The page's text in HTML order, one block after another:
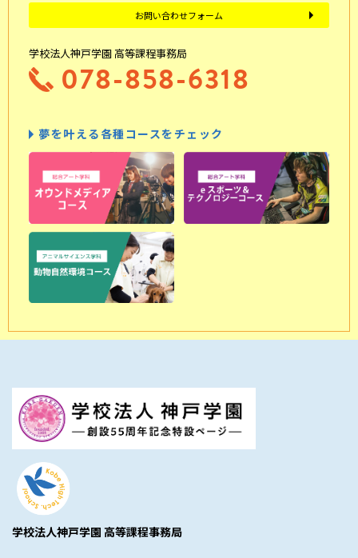
お問い合わせフォーム
学校法人神戸学園 高等課程事務局
078-858-6318
夢を叶える各種コースをチェック
学校法人神戸学園 高等課程事務局